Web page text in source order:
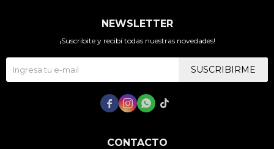
CONTACTO
NEWSLETTER
¡Suscribite y recibí todas nuestras novedades!
SUSCRIBIRME
   